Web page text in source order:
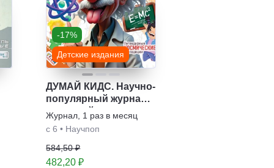
-17%
Детские издания
ДУМАЙ КИДС. Научно-
популярный журнал
для детей
Журнал 1 раз в месяц
с 6 • Научпоп
584,50 ₽
482,20 ₽